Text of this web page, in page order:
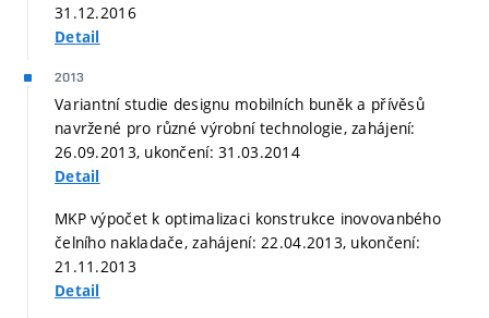
31.12.2016
Detail
2013
Variantní studie designu mobilních buněk a přívěsů
navržené pro různé výrobní technologie, zahájení:
26.09.2013, ukončení: 31.03.2014
Detail
MKP výpočet k optimalizaci konstrukce inovovanbého
čelního nakladače, zahájení: 22.04.2013, ukončení:
21.11.2013
Detail